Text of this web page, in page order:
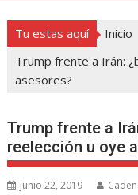
Tu estas aquí Inicio
Trump frente a Irán:
asesores?
Trump frente a
reelección u oye
junio 22, 2019